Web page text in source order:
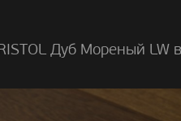
Дуб Мореный LW